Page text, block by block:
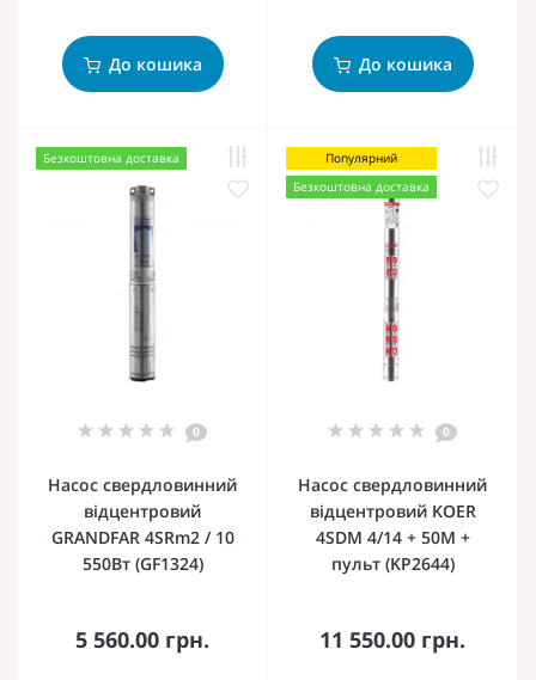
До кошика До кошика
Безкоштовна доставка
0
Насос свердловинний
відцентровий
GRANDFAR 4SRm2 / 10
550Вт (GF1324)
5 560.00 грн.
Популярний
Безкоштовна доставка
0
Насос свердловинний
відцентровий KOER
4SDM 4/14 + 50M +
пульт (KP2644)
11 550.00 грн.